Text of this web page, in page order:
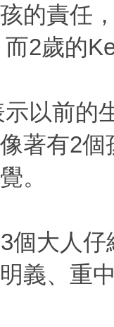
的責任
2歲的
以前的
著有2
。
個大人
義、重